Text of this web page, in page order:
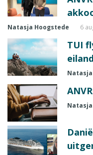
Natasja Hoogstede 6
TUI